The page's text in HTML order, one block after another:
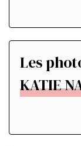
Les
KATIE